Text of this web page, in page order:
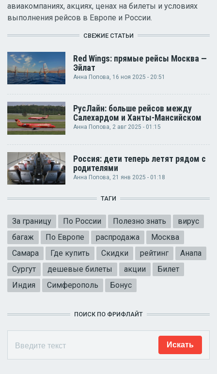
авиакомпаниях, акциях, ценах на билеты и условиях
выполнения рейсов в Европе и России.
СВЕЖИЕ СТАТЬИ
Red Wings: прямые рейсы Москва —
Эйлат
Анна Попова, 16 ноя 2025 - 20:51
РусЛайн: больше рейсов между
Салехардом и Ханты-Мансийском
Анна Попова, 2 авг 2025 - 01:15
Россия: дети теперь летят рядом с
родителями
Анна Попова, 21 янв 2025 - 01:18
ТАГИ
За границу По России Полезно знать
вирус
багаж
По Европе распродажа
Москва
Самара
Где купить Скидки рейтинг
Анапа
Сургут
дешевые билеты акции
Билет
Индия
Симферополь Бонус
ПОИСК ПО ФРИФЛАЙТ